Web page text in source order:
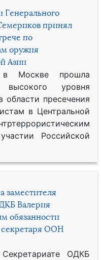
принял
по
оружия
Азии
Москве прошла
высокого уровня
пресечения
в Центральной
Российской
заместителя
Валерия
обязанности
секретаря ООН
ОДКБ